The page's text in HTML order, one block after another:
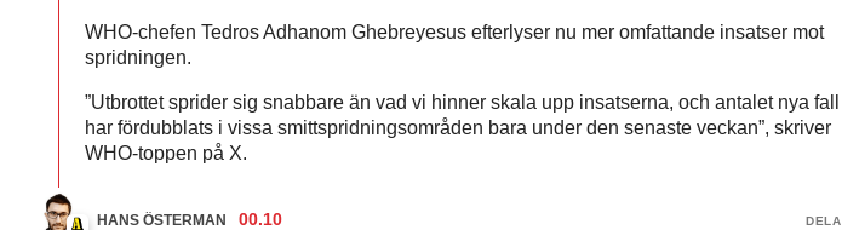
WHO-chefen Tedros Adhanom Ghebreyesus efterlyser nu mer omfattande insatser mot
spridningen.
”Utbrottet sprider sig snabbare än vad vi hinner skala upp insatserna, och antalet nya fall
har fördubblats i vissa smittspridningsområden bara under den senaste veckan”, skriver
WHO-toppen på X.
HANS ÖSTERMAN 00.10 DELA